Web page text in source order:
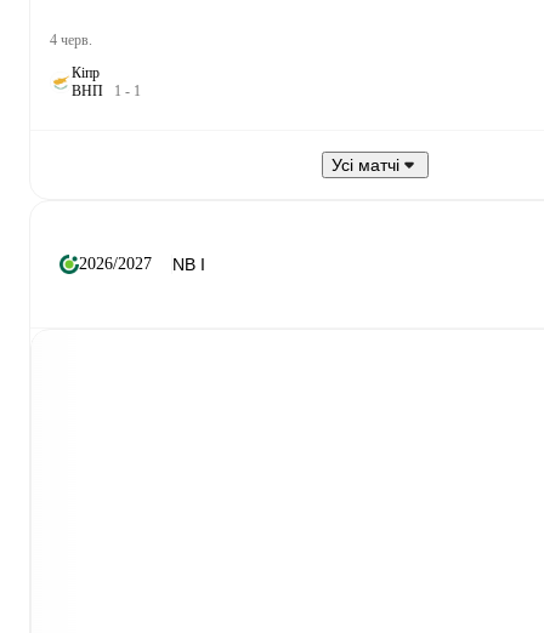
4 черв.
Кіпр
ВНП 1 - 1
Усі матчі
2026/2027